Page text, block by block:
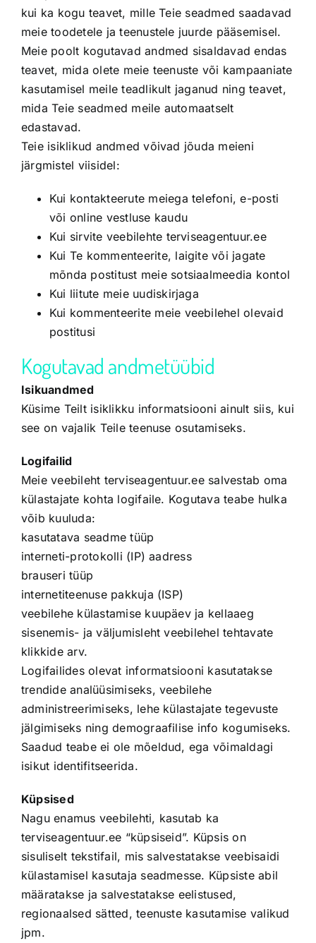
kui ka kogu teavet, mille Teie seadmed saadavad
meie toodetele ja teenustele juurde pääsemisel.
Meie poolt kogutavad andmed sisaldavad endas
teavet, mida olete meie teenuste või kampaaniate
kasutamisel meile teadlikult jaganud ning teavet,
mida Teie seadmed meile automaatselt
edastavad.
Teie isiklikud andmed võivad jõuda meieni
järgmistel viisidel:
Kui kontakteerute meiega telefoni, e-posti
või online vestluse kaudu
Kui sirvite veebilehte terviseagentuur.ee
Kui Te kommenteerite, laigite või jagate
mõnda postitust meie sotsiaalmeedia kontol
Kui liitute meie uudiskirjaga
Kui kommenteerite meie veebilehel olevaid
postitusi
Kogutavad andmetüübid
Isikuandmed
Küsime Teilt isiklikku informatsiooni ainult siis, kui
see on vajalik Teile teenuse osutamiseks.
Logifailid
Meie veebileht terviseagentuur.ee salvestab oma
külastajate kohta logifaile. Kogutava teabe hulka
võib kuuluda:
kasutatava seadme tüüp
interneti-protokolli (IP) aadress
brauseri tüüp
internetiteenuse pakkuja (ISP)
veebilehe külastamise kuupäev ja kellaaeg
sisenemis- ja väljumisleht veebilehel tehtavate
klikkide arv.
Logifailides olevat informatsiooni kasutatakse
trendide analüüsimiseks, veebilehe
administreerimiseks, lehe külastajate tegevuste
jälgimiseks ning demograafilise info kogumiseks.
Saadud teabe ei ole mõeldud, ega võimaldagi
isikut identifitseerida.
Küpsised
Nagu enamus veebilehti, kasutab ka
terviseagentuur.ee “küpsiseid”. Küpsis on
sisuliselt tekstifail, mis salvestatakse veebisaidi
külastamisel kasutaja seadmesse. Küpsiste abil
määratakse ja salvestatakse eelistused,
regionaalsed sätted, teenuste kasutamise valikud
jpm.